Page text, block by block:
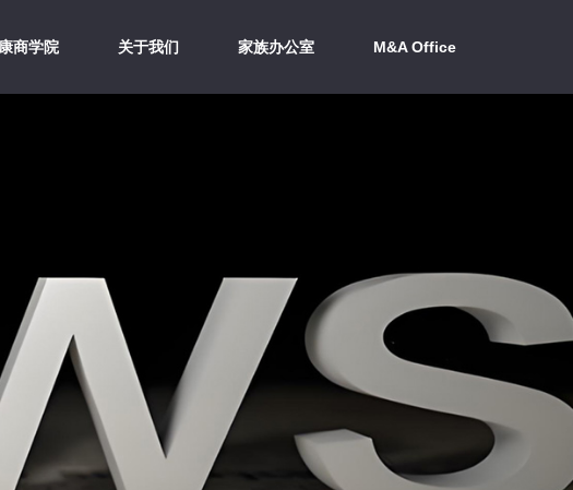
商学院 关于我们 家族办公室 M&A Office